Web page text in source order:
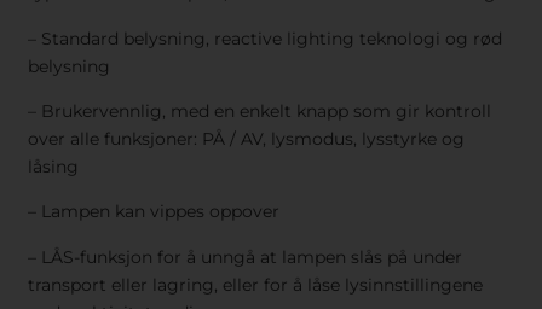
– Standard belysning, reactive lighting teknologi og rød
belysning
– Brukervennlig, med en enkelt knapp som gir kontroll
over alle funksjoner: PÅ / AV, lysmodus, lysstyrke og
låsing
– Lampen kan vippes oppover
– LÅS-funksjon for å unngå at lampen slås på under
transport eller lagring, eller for å låse lysinnstillingene